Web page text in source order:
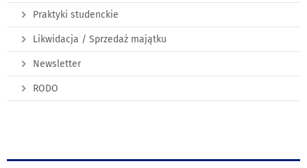
Praktyki studenckie
Likwidacja / Sprzedaż majątku
Newsletter
RODO